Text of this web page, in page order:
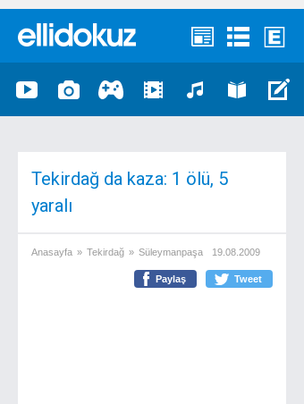
Tekirdağ da kaza: 1 ölü, 5
yaralı
Anasayfa » Tekirdağ » Süleymanpaşa 19.08.2009
Paylaş Tweet